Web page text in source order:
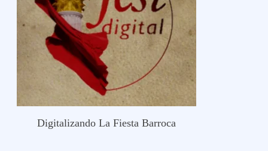
Digitalizando La Fiesta Barroca